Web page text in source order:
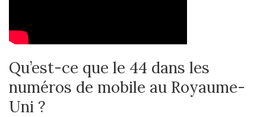
Qu’est-ce que le 44 dans les
numéros de mobile au Royaume-
Uni ?